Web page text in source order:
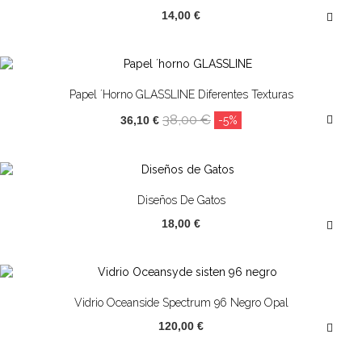
14,00 €
Papel ´horno GLASSLINE Diferentes Texturas
36,10 € 38,00 € -5%
Diseños De Gatos
18,00 €
Vidrio Oceanside Spectrum 96 Negro Opal
120,00 €